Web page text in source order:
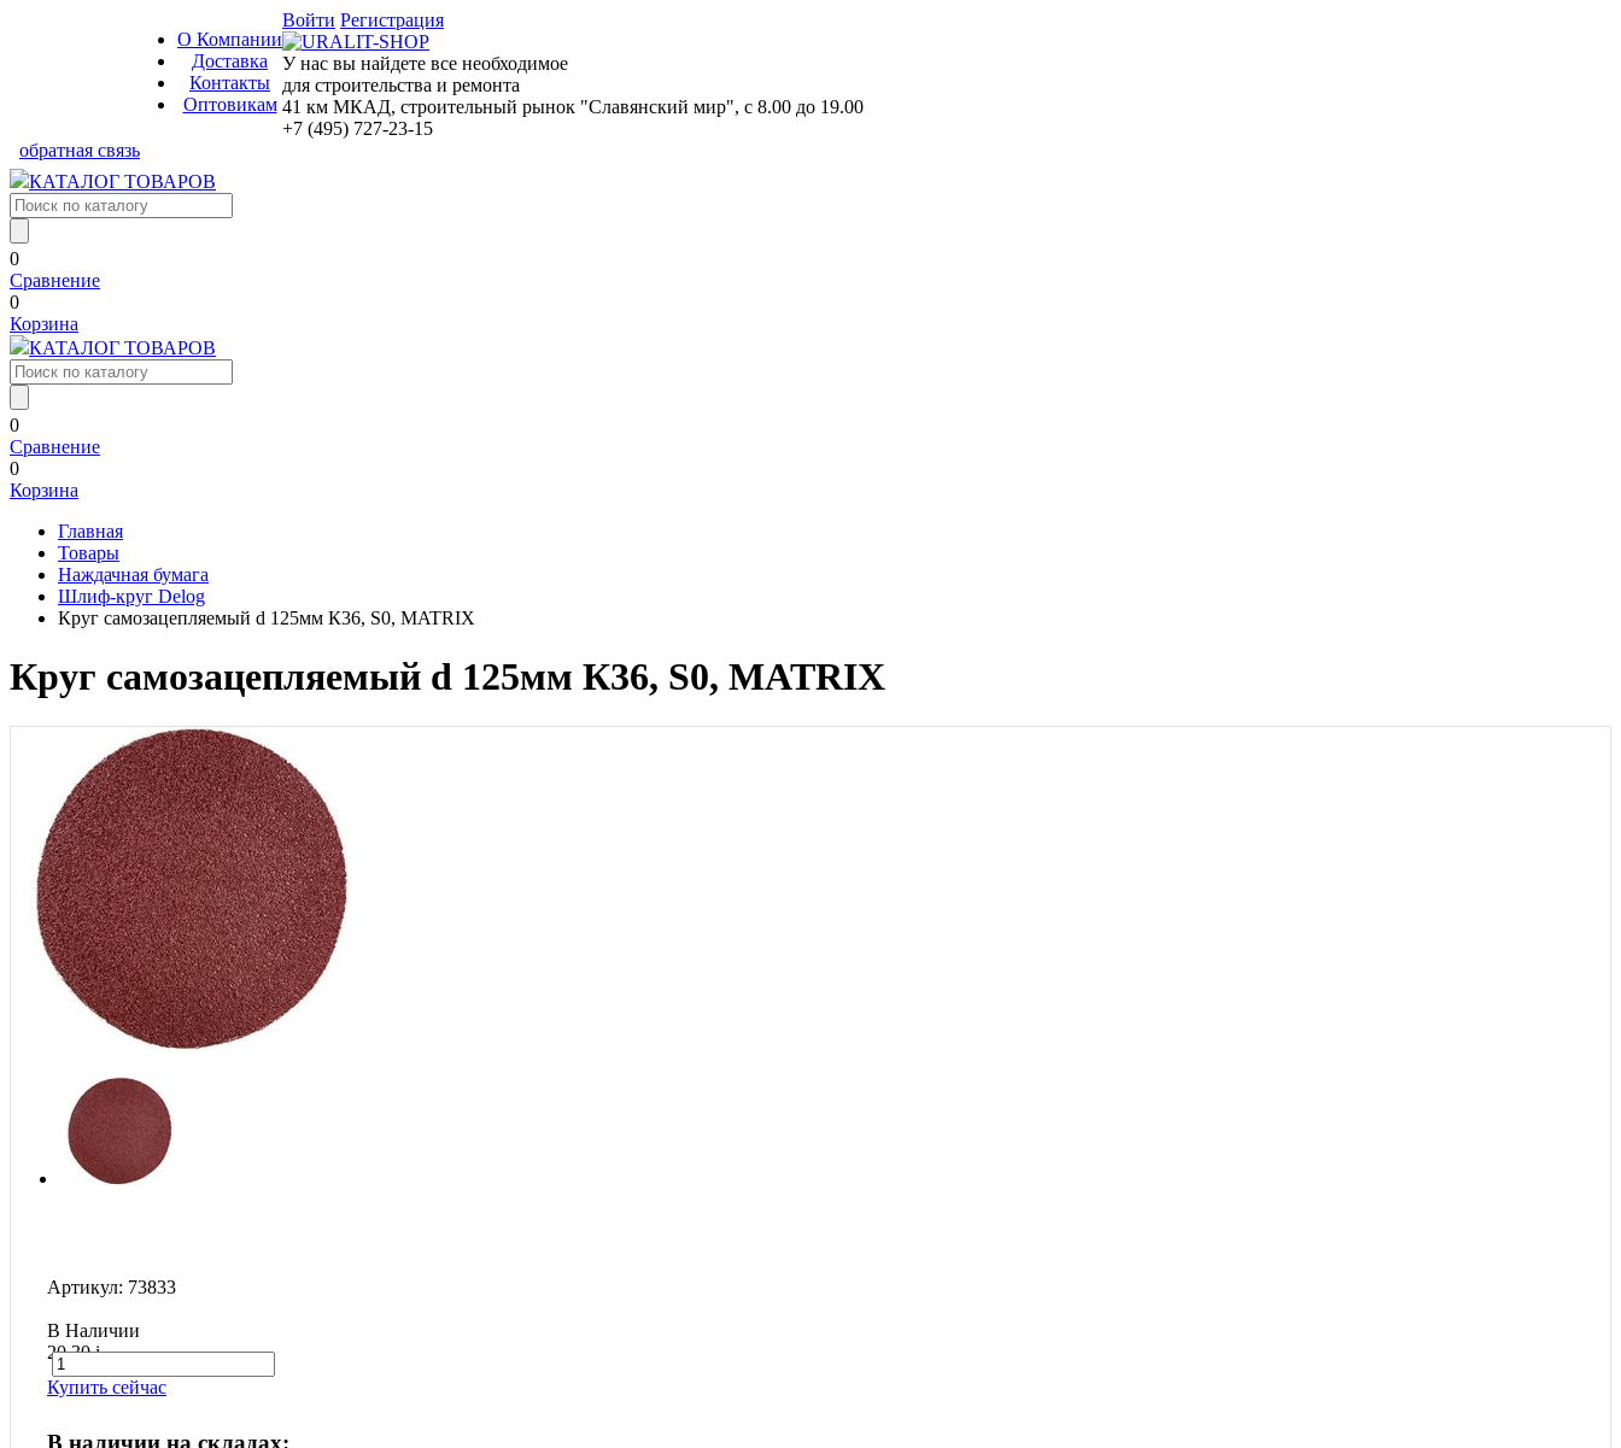
О Компании
Доставка
Контакты
Оптовикам
Войти Регистрация
У нас вы найдете все необходимое
для строительства и ремонта
41 км МКАД, строительный рынок "Славянский мир", с 8.00 до 19.00
+7 (495) 727-23-15
обратная связь
КАТАЛОГ ТОВАРОВ
0
Сравнение
0
Корзина
КАТАЛОГ ТОВАРОВ
0
Сравнение
0
Корзина
Главная
Товары
Наждачная бумага
Шлиф-круг Delog
Круг самозацепляемый d 125мм К36, S0, MATRIX
Круг самозацепляемый d 125мм К36, S0, MATRIX
Артикул: 73833
В Наличии
20.30i
Купить сейчас
В наличии на складах: